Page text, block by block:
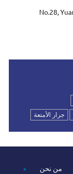
جرار الأمتعة
من نحن